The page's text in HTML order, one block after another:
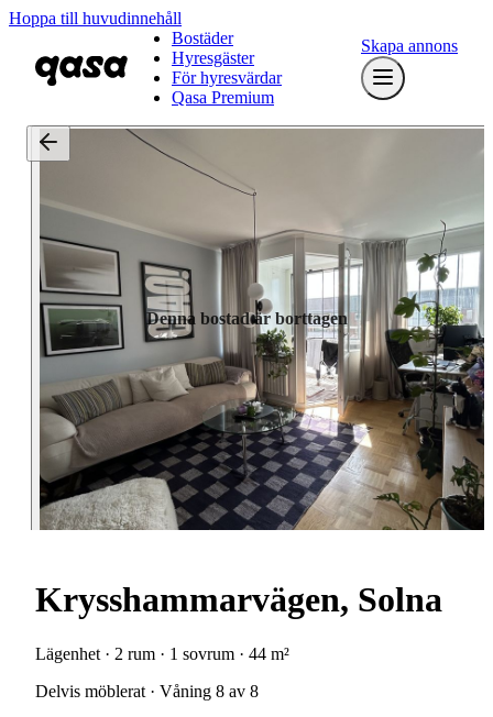
Hoppa till huvudinnehåll
Bostäder
Hyresgäster
För hyresvärdar
Qasa Premium
Skapa annons
Denna bostad är borttagen
Krysshammarvägen, Solna
Lägenhet · 2 rum · 1 sovrum · 44 m²
Delvis möblerat · Våning 8 av 8